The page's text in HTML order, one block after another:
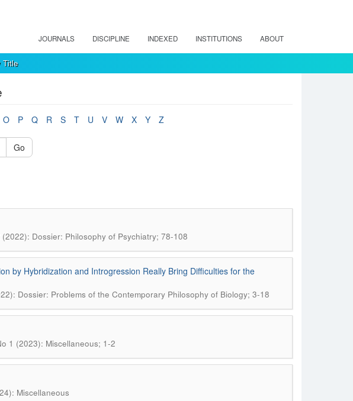
JOURNALS DISCIPLINE INDEXED INSTITUTIONS ABOUT
Title
O P Q R S T U V W X Y Z
Go
Dossier: Philosophy of Psychiatry; 78-108
by Hybridization and Introgression Really Bring Difficulties for the
Dossier: Problems of the Contemporary Philosophy of Biology; 3-18
1 (2023): Miscellaneous; 1-2
Miscellaneous